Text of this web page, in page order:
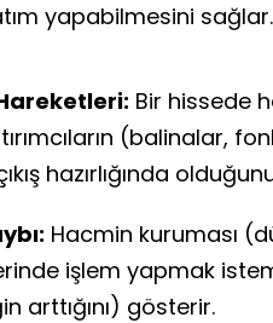
yapabilmesini sağlar.
Bir hissede
(balinalar,
hazırlığında
Hacmin kuruması
işlem yapmak
arttığını) gösterir.